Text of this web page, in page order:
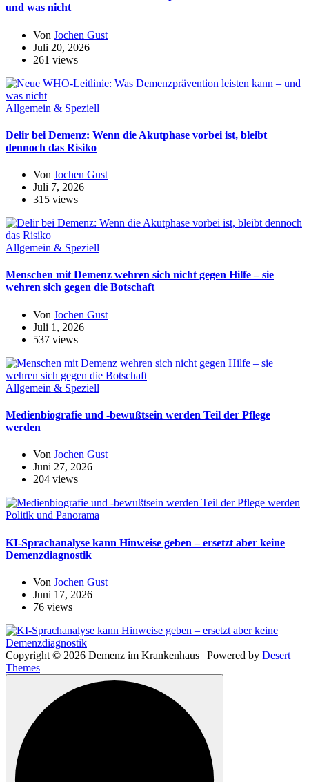
und was nicht
Von Jochen Gust
Juli 20, 2026
261 views
Allgemein & Speziell
Delir bei Demenz: Wenn die Akutphase vorbei ist, bleibt
dennoch das Risiko
Von Jochen Gust
Juli 7, 2026
315 views
Allgemein & Speziell
Menschen mit Demenz wehren sich nicht gegen Hilfe – sie
wehren sich gegen die Botschaft
Von Jochen Gust
Juli 1, 2026
537 views
Allgemein & Speziell
Medienbiografie und -bewußtsein werden Teil der Pflege
werden
Von Jochen Gust
Juni 27, 2026
204 views
Politik und Panorama
KI-Sprachanalyse kann Hinweise geben – ersetzt aber keine
Demenzdiagnostik
Von Jochen Gust
Juni 17, 2026
76 views
Copyright © 2026 Demenz im Krankenhaus | Powered by Desert
Themes